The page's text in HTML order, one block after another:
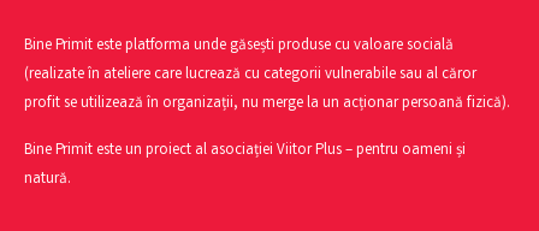
Bine Primit este platforma unde găsești produse cu valoare socială
(realizate în ateliere care lucrează cu categorii vulnerabile sau al căror
profit se utilizează în organizații, nu merge la un acționar persoană fizică).
Bine Primit este un proiect al asociației Viitor Plus – pentru oameni și
natură.